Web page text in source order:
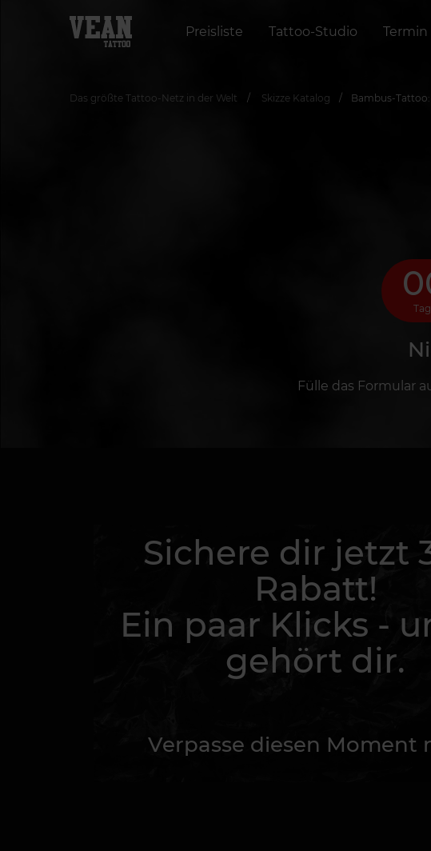
Preisliste Tattoo-Studio Termin
Das größte Tattoo-Netz in der Welt Skizze Katalog Bambus-
Fülle das Formular
Sichere dir jetzt
Rabatt!
Ein paar Klicks -
gehört dir.
Verpasse diesen Moment